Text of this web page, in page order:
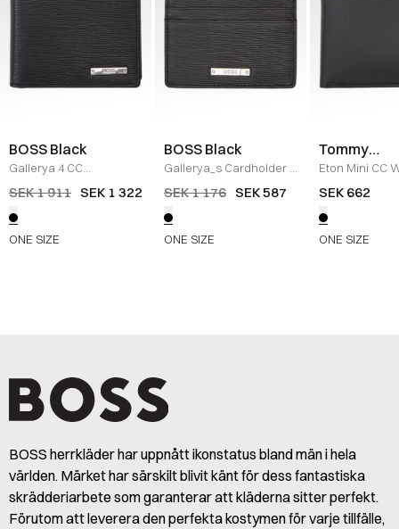
BOSS Black
Gallerya 4 CC
myntplånbok
/ SORT
SEK 1 911 SEK 1 322
ONE SIZE
BOSS Black
Gallerya_s Cardholder
SORT
SEK 1 176 SEK 587
ONE SIZE
Tommy
Hilfiger
Eton Mini CC
SORT
SEK 662
ONE SIZE
BOSS herrkläder har uppnått ikonstatus bland män i hela
världen. Märket har särskilt blivit känt för dess fantastiska
skrädderiarbete som garanterar att kläderna sitter perfekt.
Förutom att leverera den perfekta kostymen för varje tillfälle,